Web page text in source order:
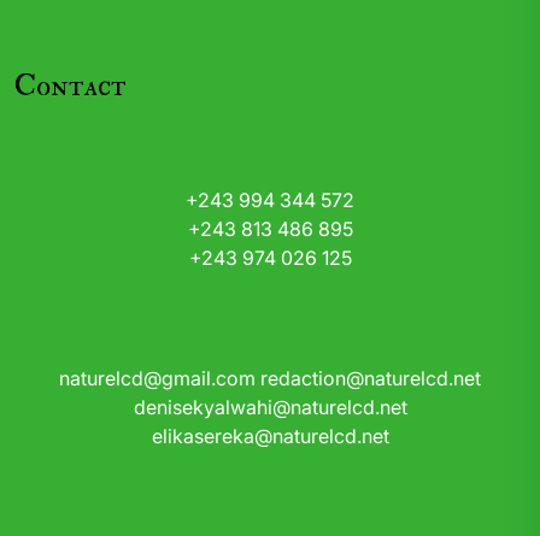
Contact
+243 994 344 572
+243 813 486 895
+243 974 026 125
naturelcd@gmail.com redaction@naturelcd.net
denisekyalwahi@naturelcd.net
elikasereka@naturelcd.net